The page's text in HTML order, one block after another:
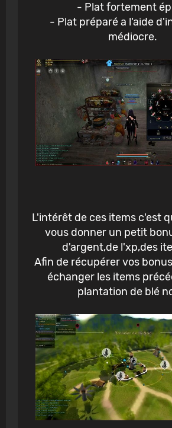
- Plat fortement
- Plat préparé a l'aide
médiocre.
L'intérêt de ces items c'est
vous donner un petit
d'argent,de l'xp,des
Afin de récupérer vos
échanger les items
plantation de blé